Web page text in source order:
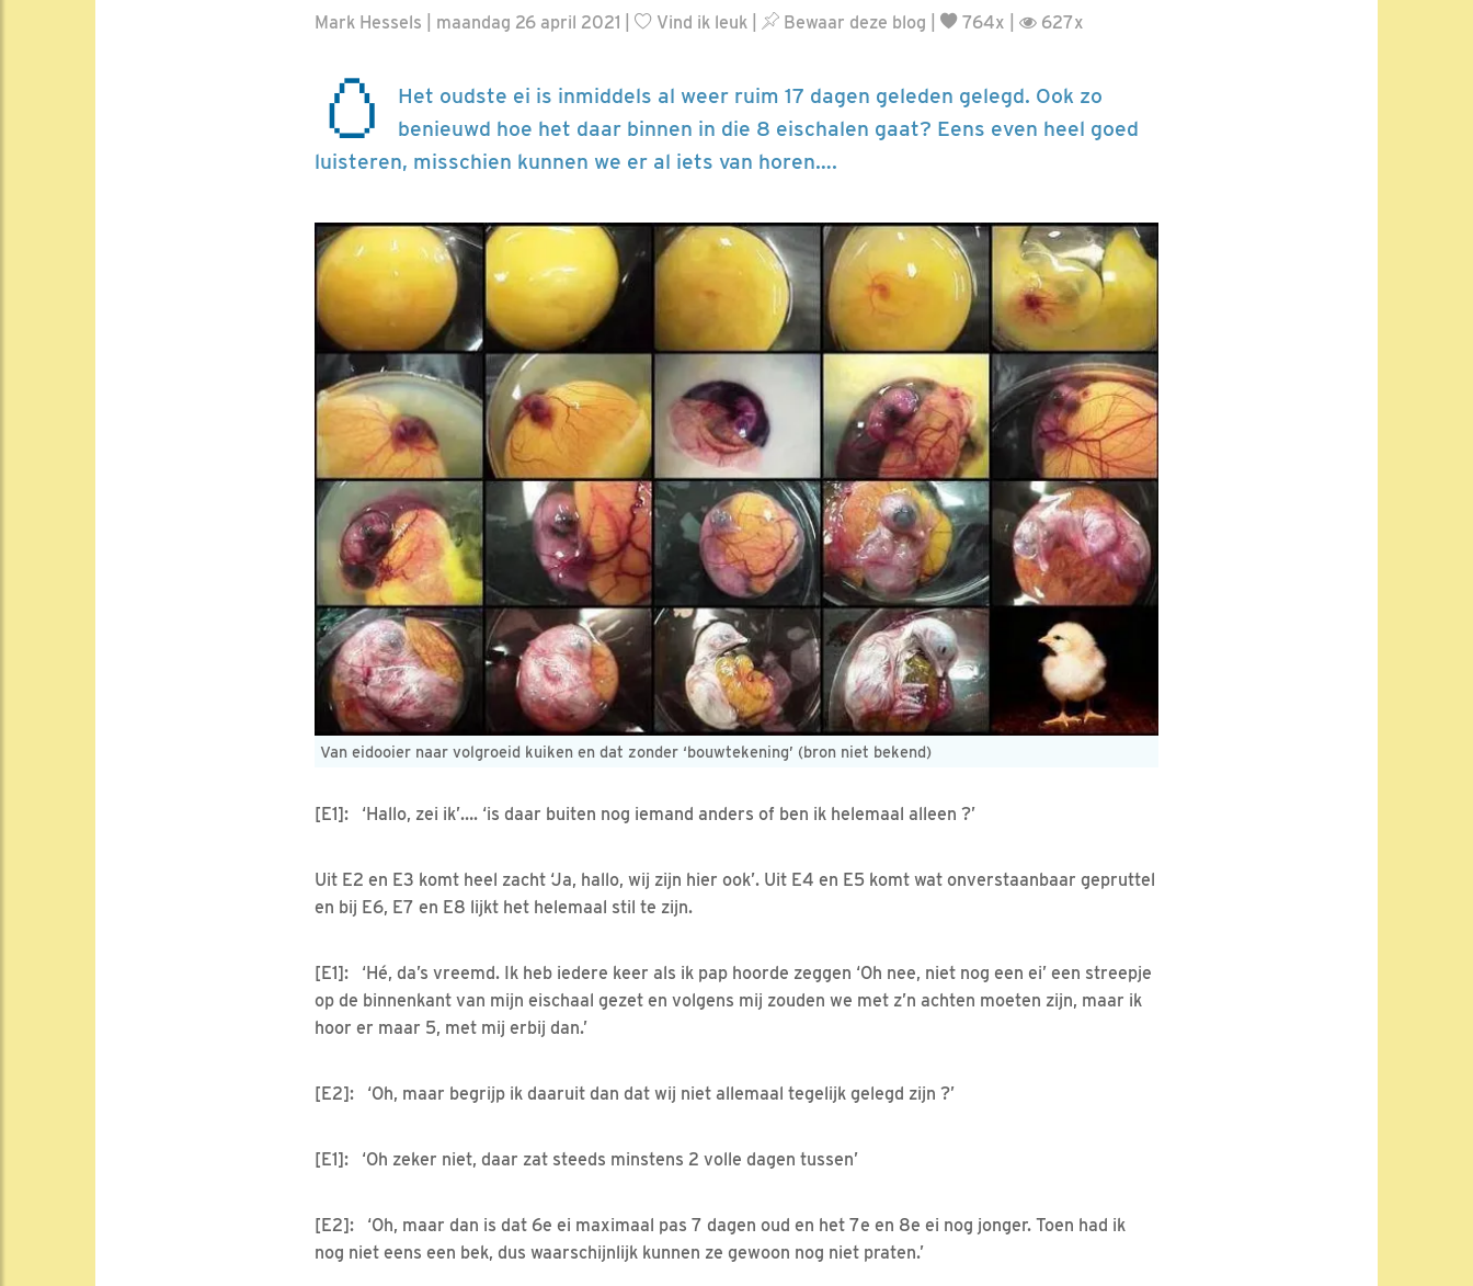
Mark Hessels | maandag 26 april 2021 | Vind ik leuk Bewaar deze blog 764x | 627x
🥚
Het oudste ei is inmiddels al weer ruim 17 dagen geleden gelegd. Ook zo
benieuwd hoe het daar binnen in die 8 eischalen gaat? Eens even heel goed
luisteren, misschien kunnen we er al iets van horen….
Van eidooier naar volgroeid kuiken en dat zonder ‘bouwtekening’ (bron niet bekend)
[E1]: ‘Hallo, zei ik’…. ‘is daar buiten nog iemand anders of ben ik helemaal alleen ?’
Uit E2 en E3 komt heel zacht ‘Ja, hallo, wij zijn hier ook’. Uit E4 en E5 komt wat onverstaanbaar gepruttel
en bij E6, E7 en E8 lijkt het helemaal stil te zijn.
[E1]: ‘Hé, da’s vreemd. Ik heb iedere keer als ik pap hoorde zeggen ‘Oh nee, niet nog een ei’ een streepje
op de binnenkant van mijn eischaal gezet en volgens mij zouden we met z’n achten moeten zijn, maar ik
hoor er maar 5, met mij erbij dan.’
[E2]: ‘Oh, maar begrijp ik daaruit dan dat wij niet allemaal tegelijk gelegd zijn ?’
[E1]: ‘Oh zeker niet, daar zat steeds minstens 2 volle dagen tussen’
[E2]: ‘Oh, maar dan is dat 6e ei maximaal pas 7 dagen oud en het 7e en 8e ei nog jonger. Toen had ik
nog niet eens een bek, dus waarschijnlijk kunnen ze gewoon nog niet praten.’